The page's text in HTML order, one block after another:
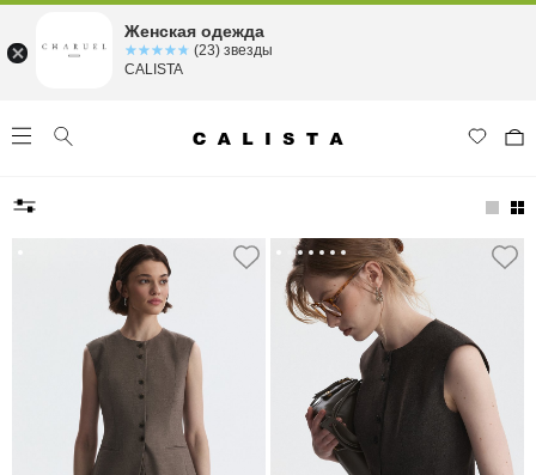
Женская одежда
☆☆☆☆☆
★★★★★ (23) звезды
CALISTA